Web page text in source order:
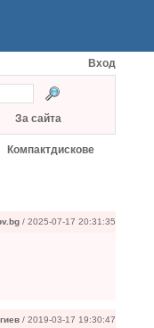
Вход
За сайта
Компактдискове
/ 2025-07-17 20:31:35
/ 2019-03-17 19:30:47